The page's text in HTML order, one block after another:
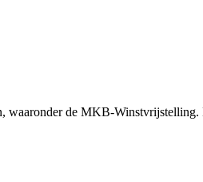
waaronder de MKB-